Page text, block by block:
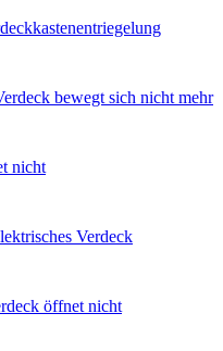
bewegt sich nicht mehr
nicht
Verdeck
öffnet nicht